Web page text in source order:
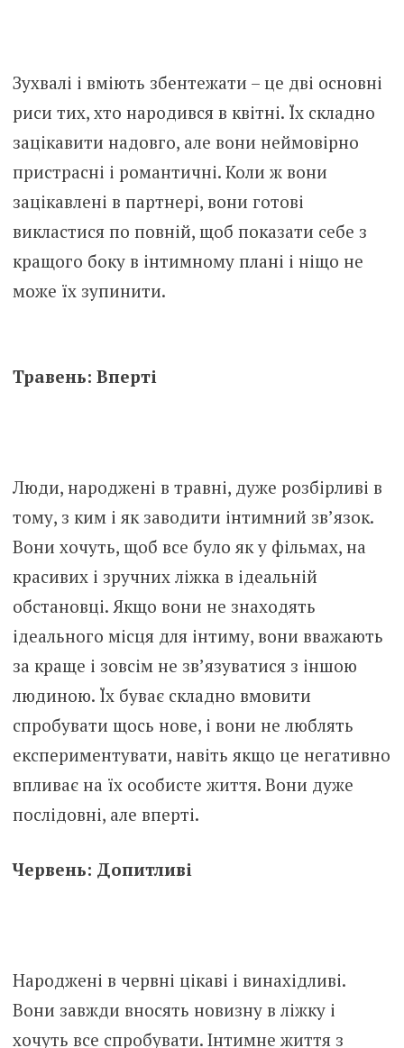
Зухвалі і вміють збентежати – це дві основні
риси тих, хто народився в квітні. Їх складно
зацікавити надовго, але вони неймовірно
пристрасні і романтичні. Коли ж вони
зацікавлені в партнері, вони готові
викластися по повній, щоб показати себе з
кращого боку в інтимному плані і ніщо не
може їх зупинити.
Травень: Вперті
Люди, народжені в травні, дуже розбірливі в
тому, з ким і як заводити інтимний зв’язок.
Вони хочуть, щоб все було як у фільмах, на
красивих і зручних ліжка в ідеальній
обстановці. Якщо вони не знаходять
ідеального місця для інтиму, вони вважають
за краще і зовсім не зв’язуватися з іншою
людиною. Їх буває складно вмовити
спробувати щось нове, і вони не люблять
експериментувати, навіть якщо це негативно
впливає на їх особисте життя. Вони дуже
послідовні, але вперті.
Червень: Допитливі
Народжені в червні цікаві і винахідливі.
Вони завжди вносять новизну в ліжку і
хочуть все спробувати. Інтимне життя з